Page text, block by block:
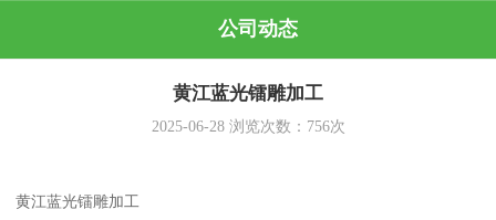
公司动态
黄江蓝光镭雕加工
2025-06-28浏览次数： 756次
黄江蓝光镭雕加工